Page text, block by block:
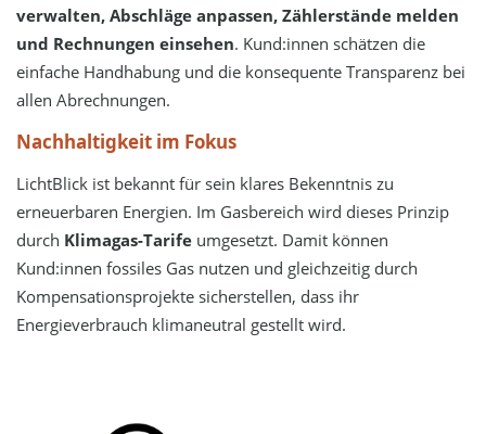
verwalten, Abschläge anpassen, Zählerstände melden
und Rechnungen einsehen. Kund:innen schätzen die
einfache Handhabung und die konsequente Transparenz bei
allen Abrechnungen.
Nachhaltigkeit im Fokus
LichtBlick ist bekannt für sein klares Bekenntnis zu
erneuerbaren Energien. Im Gasbereich wird dieses Prinzip
durch Klimagas-Tarife umgesetzt. Damit können
Kund:innen fossiles Gas nutzen und gleichzeitig durch
Kompensationsprojekte sicherstellen, dass ihr
Energieverbrauch klimaneutral gestellt wird.